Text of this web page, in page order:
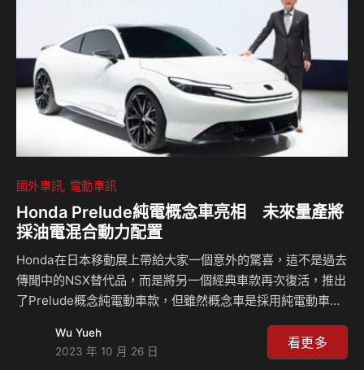
著很大的野心，不只是純電動而已，蘋果更希望車輛可以搭載
聲控導航系統、自動駕駛科技以及許多豪華設計的細節，而時
至今日我們還沒有看到一個成熟的自動駕駛科技出現，即便
是…
國外車訊 電動車訊
Honda Prelude純電概念車亮相 未來量產將
採油電混合動力配置
Honda在日本移動展上帶給大家一個意外的驚喜，這不是過去
傳聞中的NSX替代品，而是將另一個經典車款再次復活，推出
了Prelude概念純電動車款，但雖然概念車是採用純電動車的
型，只不過整體外貌看起來似乎有點類似Toyota的車款引起
熱烈討論。 如果你記得Honda Prelude的話，相信是對於這
Wu Yueh
2023 年 10 月 26 日
看更多